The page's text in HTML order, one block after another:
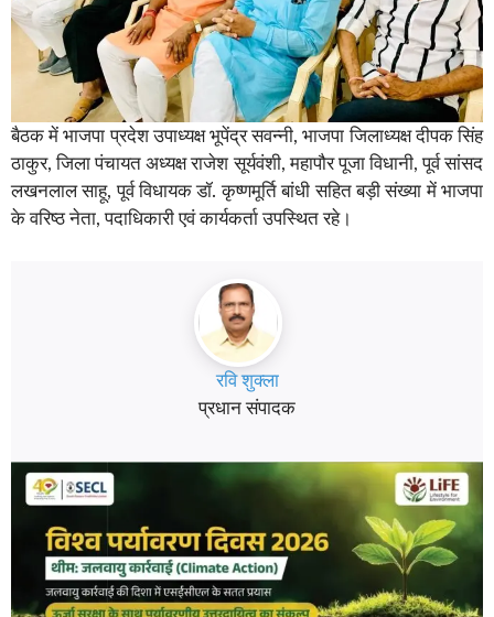
बैठक में भाजपा प्रदेश उपाध्यक्ष भूपेंद्र सवन्नी, भाजपा जिलाध्यक्ष दीपक सिंह
ठाकुर, जिला पंचायत अध्यक्ष राजेश सूर्यवंशी, महापौर पूजा विधानी, पूर्व सांसद
लखनलाल साहू, पूर्व विधायक डॉ. कृष्णमूर्ति बांधी सहित बड़ी संख्या में भाजपा
के वरिष्ठ नेता, पदाधिकारी एवं कार्यकर्ता उपस्थित रहे।
रवि शुक्ला
प्रधान संपादक